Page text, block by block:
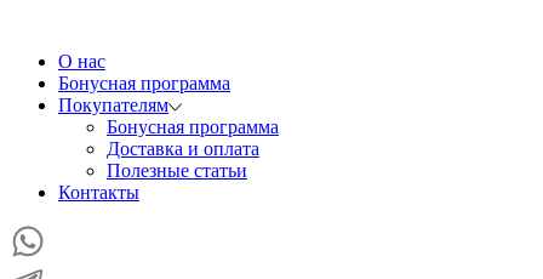
О нас
Бонусная программа
Покупателям
Бонусная программа
Доставка и оплата
Полезные статьи
Контакты